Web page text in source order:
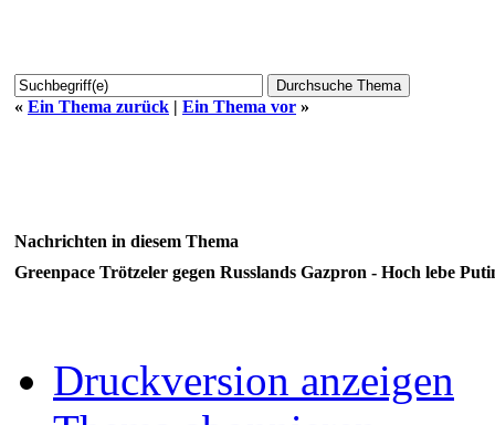
« Ein Thema zurück | Ein Thema vor »
Nachrichten in diesem Thema
Greenpace Trötzeler gegen Russlands Gazpron - Hoch lebe
Druckversion anzeigen